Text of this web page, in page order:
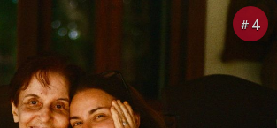
# 4